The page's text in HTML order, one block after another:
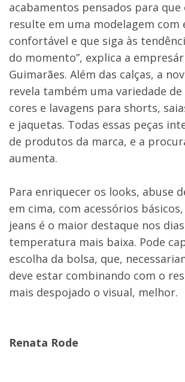
acabamentos pensados para que
resulte em uma modelagem com
confortável e que siga às
do momento”, explica a
Guimarães. Além das calças, a
revela também uma variedade
cores e lavagens para shorts,
e jaquetas. Todas essas peças
de produtos da marca, e a
aumenta.
Para enriquecer os looks, abuse
em cima, com acessórios
jeans é o maior destaque nos
temperatura mais baixa. Pode
escolha da bolsa, que,
deve estar combinando com o
mais despojado o visual, melhor.
Renata Rode